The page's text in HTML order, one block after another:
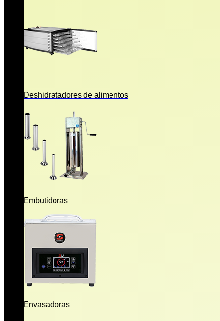
Deshidratadores de alimentos
Embutidoras
Envasadoras